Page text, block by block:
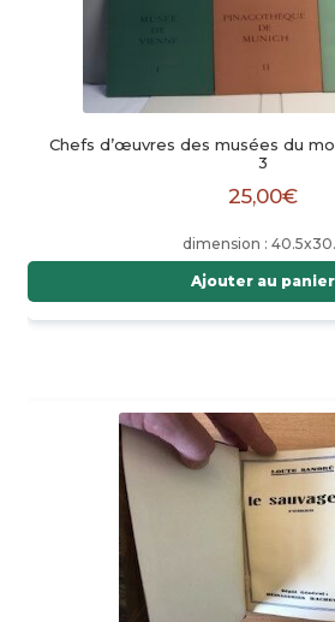
Chefs d’œuvres des musées du
3
25,00€
dimension :
Ajouter au panier